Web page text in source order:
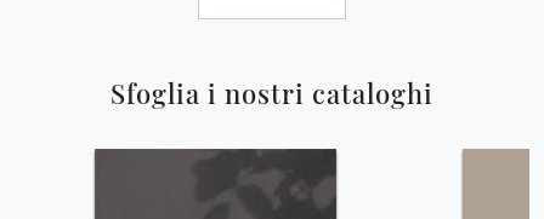
Sfoglia i nostri cataloghi